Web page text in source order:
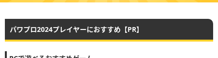
パワプロ2024プレイヤーにおすすめ【PR】